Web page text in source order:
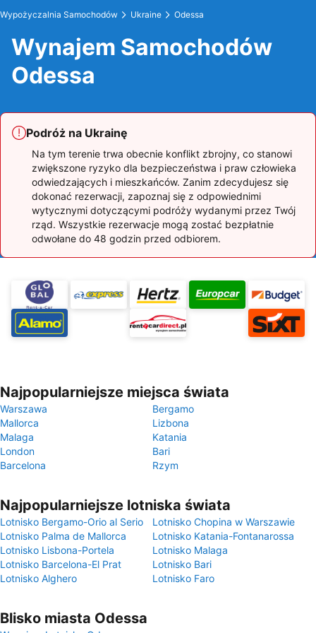
Wypożyczalnia Samochodów Ukraine Odessa
Wynajem Samochodów
Odessa
Podróż na Ukrainę
Na tym terenie trwa obecnie konflikt zbrojny, co stanowi
zwiększone ryzyko dla bezpieczeństwa i praw człowieka
odwiedzających i mieszkańców. Zanim zdecydujesz się
dokonać rezerwacji, zapoznaj się z odpowiednimi
wytycznymi dotyczącymi podróży wydanymi przez Twój
rząd. Wszystkie rezerwacje mogą zostać bezpłatnie
odwołane do 48 godzin przed odbiorem.
Najpopularniejsze miejsca świata
Warszawa
Bergamo
Mallorca
Lizbona
Malaga
Katania
London
Bari
Barcelona
Rzym
Najpopularniejsze lotniska świata
Lotnisko Bergamo-Orio al Serio
Lotnisko Chopina w Warszawie
Lotnisko Palma de Mallorca
Lotnisko Katania-Fontanarossa
Lotnisko Lisbona-Portela
Lotnisko Malaga
Lotnisko Barcelona-El Prat
Lotnisko Bari
Lotnisko Alghero
Lotnisko Faro
Blisko miasta Odessa